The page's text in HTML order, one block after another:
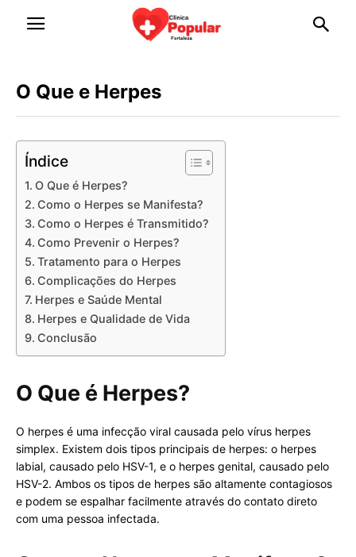
O Que e Herpes
Índice
O Que é Herpes?
Como o Herpes se Manifesta?
Como o Herpes é Transmitido?
Como Prevenir o Herpes?
Tratamento para o Herpes
Complicações do Herpes
Herpes e Saúde Mental
Herpes e Qualidade de Vida
Conclusão
O Que é Herpes?
O herpes é uma infecção viral causada pelo vírus herpes
simplex. Existem dois tipos principais de herpes: o herpes
labial, causado pelo HSV-1, e o herpes genital, causado pelo
HSV-2. Ambos os tipos de herpes são altamente contagiosos
e podem se espalhar facilmente através do contato direto
com uma pessoa infectada.